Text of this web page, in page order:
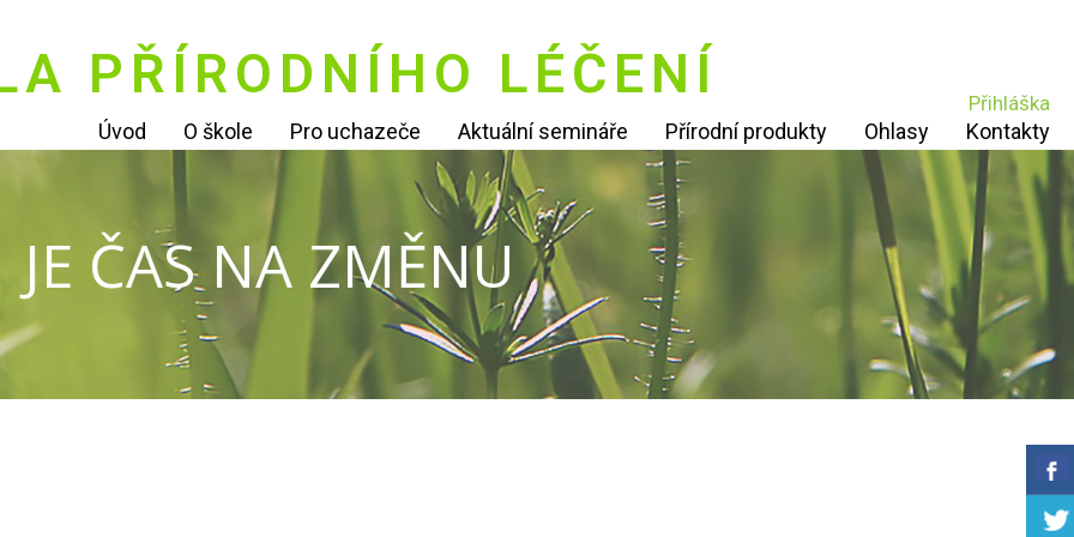
PŘÍRODNÍHO LÉČENÍ Přihláška
Úvod O škole Pro uchazeče Aktuální semináře Přírodní produkty Ohlasy Kontakty
JE ČAS NA ZMĚNU